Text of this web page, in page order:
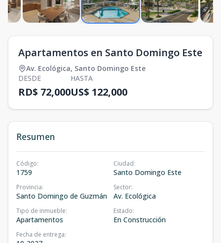
Apartamentos en Santo Domingo Este
Av. Ecológica, Santo Domingo Este
DESDE
RD$ 72,000
HASTA
US$ 122,000
Resumen
Código:
1759
Ciudad:
Santo Domingo Este
Provincia:
Santo Domingo de Guzmán
Sector:
Av. Ecológica
Tipo de inmueble:
Apartamentos
Estado:
En Construcción
Fecha de entrega: